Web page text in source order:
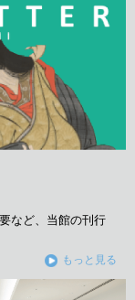
など、当館の刊行
もっと見る